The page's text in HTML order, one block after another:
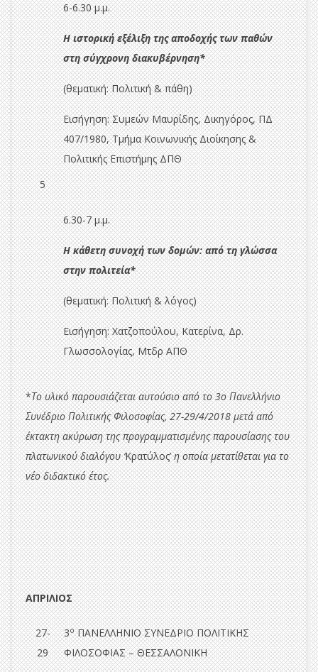
5
6-6.30 μ.μ.
Η ιστορική εξέλιξη της αποδοχής των παθών
στη σύγχρονη διακυβέρνηση*
(θεματική: Πολιτική & πάθη)
Εισήγηση: Συμεών Μαυρίδης, Δικηγόρος, ΠΔ
407/1980, Τμήμα Κοινωνικής Διοίκησης &
Πολιτικής Επιστήμης ΔΠΘ
6.30-7 μ.μ.
Η κάθετη συνοχή των δομών: από τη γλώσσα
στην πολιτεία*
(θεματική: Πολιτική & λόγος)
Εισήγηση: Χατζοπούλου, Κατερίνα, Δρ.
Γλωσσολογίας, Μτδρ ΑΠΘ
*Το υλικό παρουσιάζεται αυτούσιο από το 3ο Πανελλήνιο
Συνέδριο Πολιτικής Φιλοσοφίας, 27-29/4/2018 μετά από
έκτακτη ακύρωση της προγραμματισμένης παρουσίασης του
πλατωνικού διαλόγου ‘Κρατύλος’η οποία μετατίθεται για το
νέο διδακτικό έτος.
ΑΠΡΙΛΙΟΣ
27-
29
3οΠΑΝΕΛΛΗΝΙΟ ΣΥΝΕΔΡΙΟ ΠΟΛΙΤΙΚΗΣ
ΦΙΛΟΣΟΦΙΑΣ – ΘΕΣΣΑΛΟΝΙΚΗ